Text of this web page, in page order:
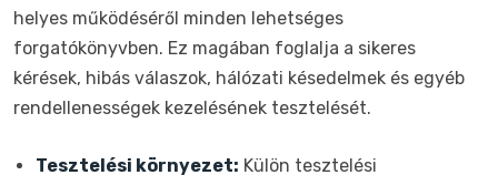
helyes működéséről minden lehetséges
forgatókönyvben. Ez magában foglalja a sikeres
kérések, hibás válaszok, hálózati késedelmek és egyéb
rendellenességek kezelésének tesztelését.
Tesztelési környezet: Külön tesztelési